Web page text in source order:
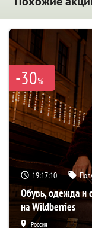
-30%
19:17:09
Обувь, одежда и
на Wildberries
Россия